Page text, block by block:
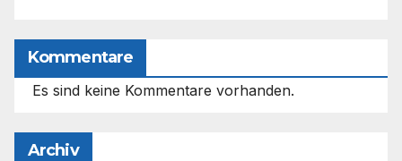
Kommentare
Es sind keine Kommentare vorhanden.
Archiv